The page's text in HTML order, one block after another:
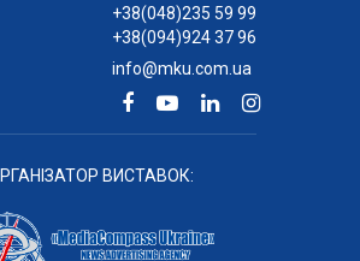
+38(048)235 59 99
+38(094)924 37 96
info@mku.com.ua
ВИСТАВОК: